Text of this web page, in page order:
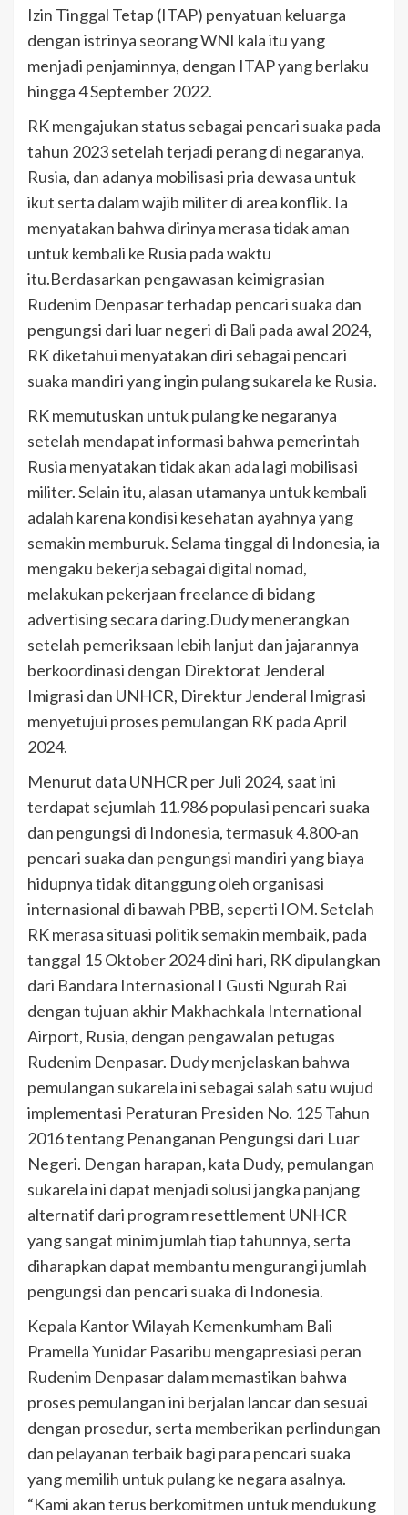
Izin Tinggal Tetap (ITAP) penyatuan keluarga
dengan istrinya seorang WNI kala itu yang
menjadi penjaminnya, dengan ITAP yang berlaku
hingga 4 September 2022.
RK mengajukan status sebagai pencari suaka pada
tahun 2023 setelah terjadi perang di negaranya,
Rusia, dan adanya mobilisasi pria dewasa untuk
ikut serta dalam wajib militer di area konflik. Ia
menyatakan bahwa dirinya merasa tidak aman
untuk kembali ke Rusia pada waktu
itu.Berdasarkan pengawasan keimigrasian
Rudenim Denpasar terhadap pencari suaka dan
pengungsi dari luar negeri di Bali pada awal 2024,
RK diketahui menyatakan diri sebagai pencari
suaka mandiri yang ingin pulang sukarela ke Rusia.
RK memutuskan untuk pulang ke negaranya
setelah mendapat informasi bahwa pemerintah
Rusia menyatakan tidak akan ada lagi mobilisasi
militer. Selain itu, alasan utamanya untuk kembali
adalah karena kondisi kesehatan ayahnya yang
semakin memburuk. Selama tinggal di Indonesia, ia
mengaku bekerja sebagai digital nomad,
melakukan pekerjaan freelance di bidang
advertising secara daring.Dudy menerangkan
setelah pemeriksaan lebih lanjut dan jajarannya
berkoordinasi dengan Direktorat Jenderal
Imigrasi dan UNHCR, Direktur Jenderal Imigrasi
menyetujui proses pemulangan RK pada April
2024.
Menurut data UNHCR per Juli 2024, saat ini
terdapat sejumlah 11.986 populasi pencari suaka
dan pengungsi di Indonesia, termasuk 4.800-an
pencari suaka dan pengungsi mandiri yang biaya
hidupnya tidak ditanggung oleh organisasi
internasional di bawah PBB, seperti IOM. Setelah
RK merasa situasi politik semakin membaik, pada
tanggal 15 Oktober 2024 dini hari, RK dipulangkan
dari Bandara Internasional I Gusti Ngurah Rai
dengan tujuan akhir Makhachkala International
Airport, Rusia, dengan pengawalan petugas
Rudenim Denpasar. Dudy menjelaskan bahwa
pemulangan sukarela ini sebagai salah satu wujud
implementasi Peraturan Presiden No. 125 Tahun
2016 tentang Penanganan Pengungsi dari Luar
Negeri. Dengan harapan, kata Dudy, pemulangan
sukarela ini dapat menjadi solusi jangka panjang
alternatif dari program resettlement UNHCR
yang sangat minim jumlah tiap tahunnya, serta
diharapkan dapat membantu mengurangi jumlah
pengungsi dan pencari suaka di Indonesia.
Kepala Kantor Wilayah Kemenkumham Bali
Pramella Yunidar Pasaribu mengapresiasi peran
Rudenim Denpasar dalam memastikan bahwa
proses pemulangan ini berjalan lancar dan sesuai
dengan prosedur, serta memberikan perlindungan
dan pelayanan terbaik bagi para pencari suaka
yang memilih untuk pulang ke negara asalnya.
“Kami akan terus berkomitmen untuk mendukung